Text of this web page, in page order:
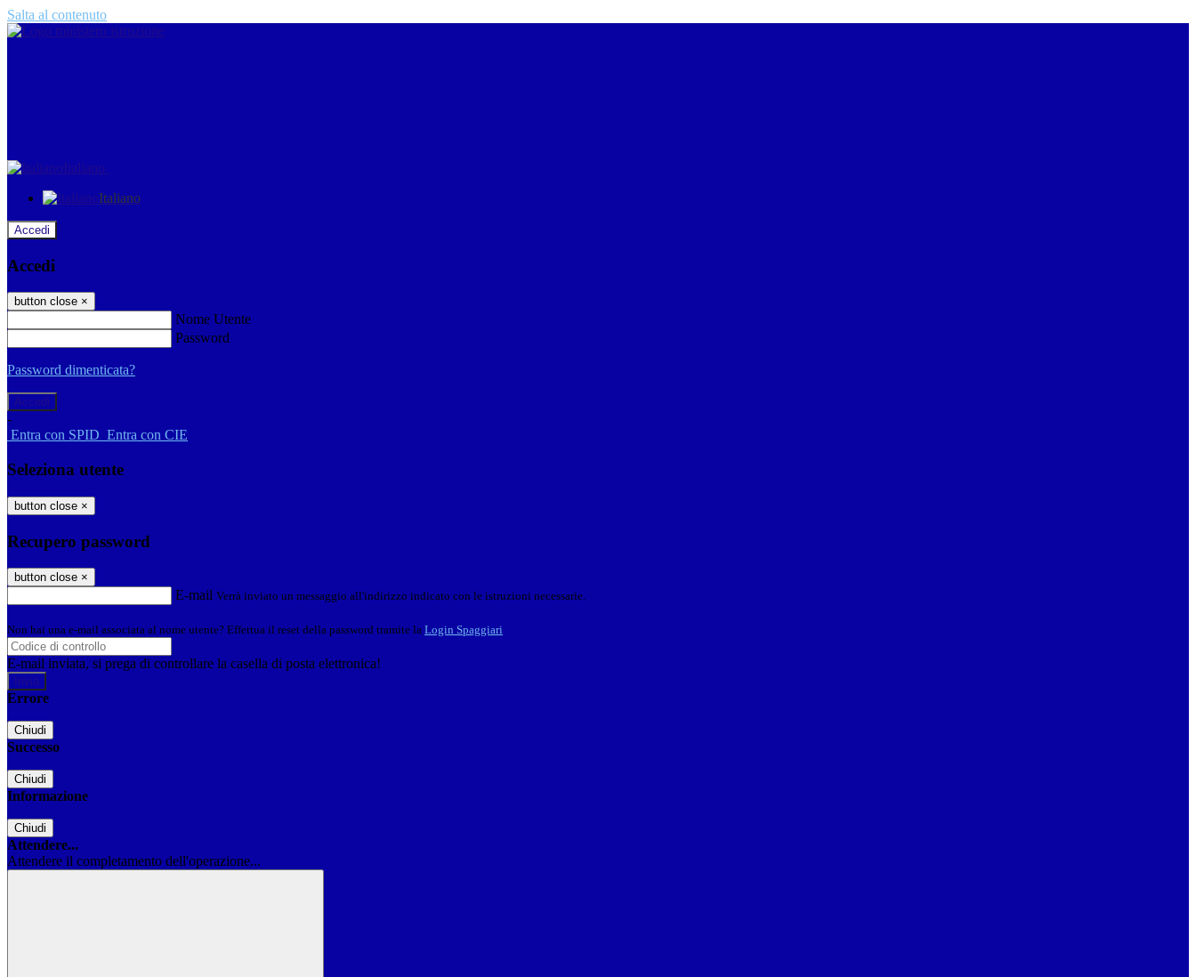
Salta al contenuto
Italiano
Italiano
Accedi
Accedi
button close ×
Nome Utente
Password
Password dimenticata?
-
Entra con SPID Entra con CIE
Seleziona utente
button close ×
Recupero password
button close ×
E-mail Verrà inviato un messaggio all'indirizzo indicato con le istruzioni necessarie.
Non hai una e-mail associata al nome utente? Effettua il reset della password tramite la Login Spaggiari
E-mail inviata, si prega di controllare la casella di posta elettronica!
Errore
Chiudi
Successo
Chiudi
Informazione
Chiudi
Attendere...
Attendere il completamento dell'operazione...